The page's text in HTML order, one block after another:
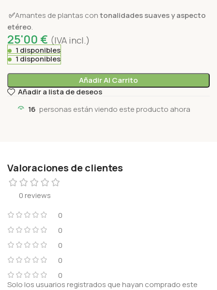
✅Amantes de plantas contonalidades suaves y aspecto
etéreo.
25'00 € (IVA incl.)
1 disponibles
1 disponibles
Añadir Al Carrito
Añadir a lista de deseos
16 personas están viendo este producto ahora
Valoraciones de clientes
0 reviews
0
0
0
0
0
Solo los usuarios registrados que hayan comprado este